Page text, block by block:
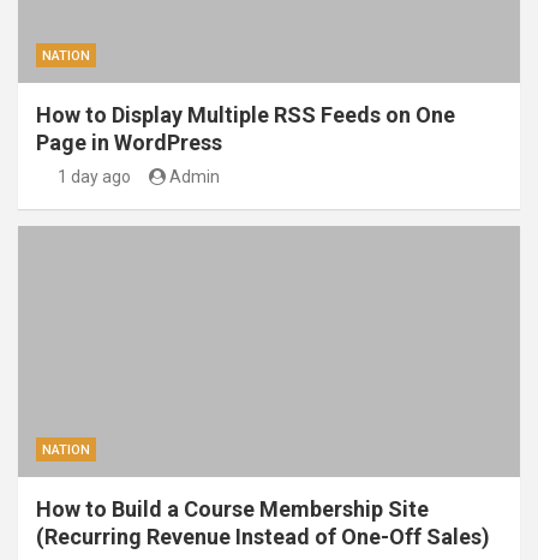
NATION
How to Display Multiple RSS Feeds on One
Page in WordPress
1 day ago Admin
NATION
How to Build a Course Membership Site
(Recurring Revenue Instead of One-Off Sales)